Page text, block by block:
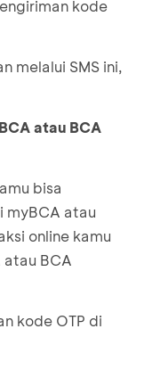
kode
melalui SMS ini,
atau BCA
bisa
myBCA atau
online kamu
atau BCA
kode OTP di